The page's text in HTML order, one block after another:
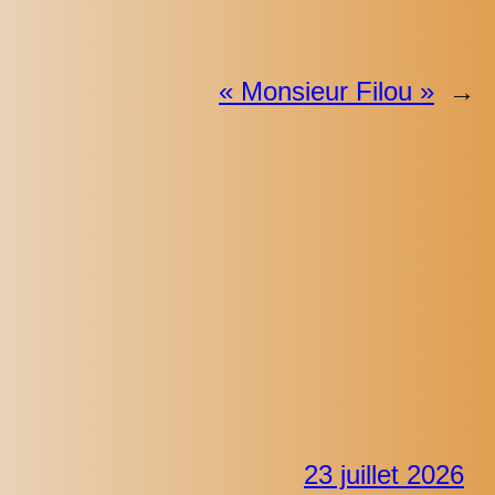
« Monsieur Filou » →
23 juillet 2026